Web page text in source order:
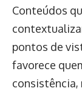
Conteúdos
pontos de
favorece
consistência,